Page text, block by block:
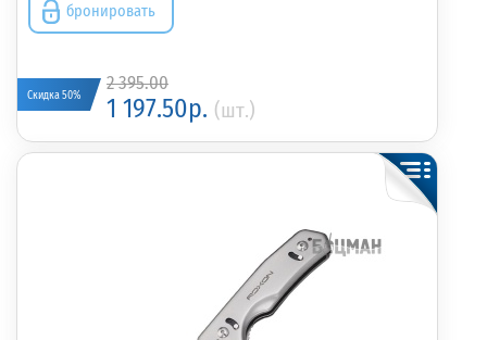
бронировать
Скидка 50%
2 395.00
1 197.50р. (шт.)